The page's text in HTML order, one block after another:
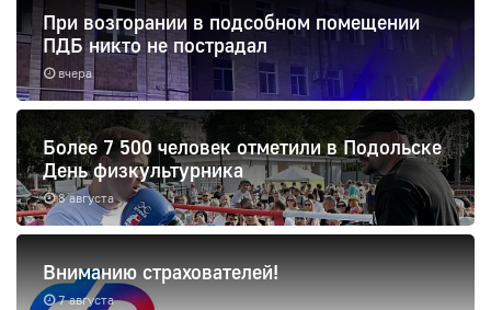
вчера
При возгорании в подсобном помещении
ПДБ никто не пострадал
8 августа
Более 7 500 человек отметили в Подольске
День физкультурника
7 августа
Вниманию страхователей!